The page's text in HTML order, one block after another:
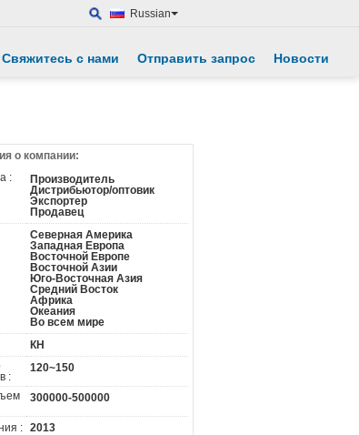
Russian
Свяжитесь с нами Отправить запрос Новости
о компании:
:
Производитель
Дистрибьютор/оптовик
Экспортер
Продавец
Северная Америка
Западная Европа
Восточной Европе
Восточной Азии
Юго-Восточная Азия
Средний Восток
Африка
Океания
Во всем мире
КН
:
120~150
300000-500000
: 2013